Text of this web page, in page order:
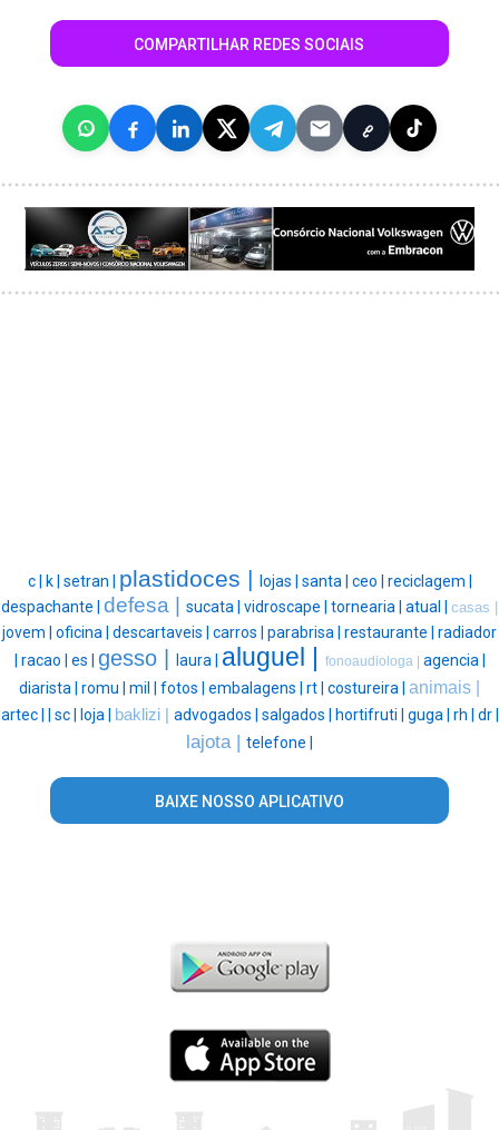
COMPARTILHAR REDES SOCIAIS
c | k | setran | plastidoces | lojas | santa | ceo | reciclagem |
despachante | defesa | sucata | vidroscape | tornearia | atual | casas |
jovem | oficina | descartaveis | carros | parabrisa | restaurante | radiador
racao | es | gesso | laura | aluguel | fonoaudiologa | agencia |
diarista | romu | mil | fotos | embalagens | rt | costureira | animais |
artec | sc | loja | baklizi | advogados | salgados | hortifruti | guga | rh | dr |
lajota | telefone |
BAIXE NOSSO APLICATIVO